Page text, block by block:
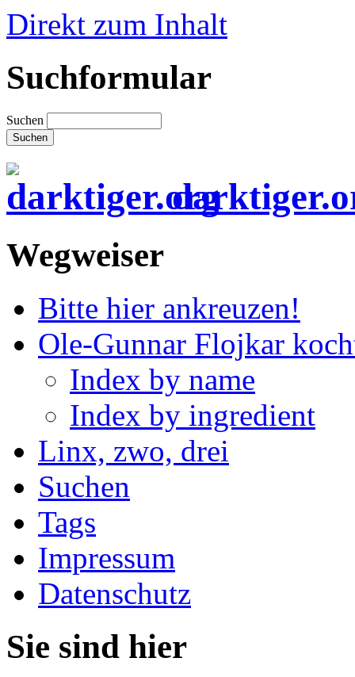
Direkt zum Inhalt
Suchformular
Suchen
Wegweiser
Bitte hier ankreuzen!
Ole-Gunnar Flojkar
Index by name
Index by ingredient
Linx, zwo, drei
Suchen
Tags
Impressum
Datenschutz
Sie sind hier